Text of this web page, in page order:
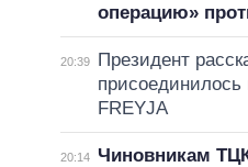
операцию»
20:39
Президент
FREYJA
20:14
Чиновникам